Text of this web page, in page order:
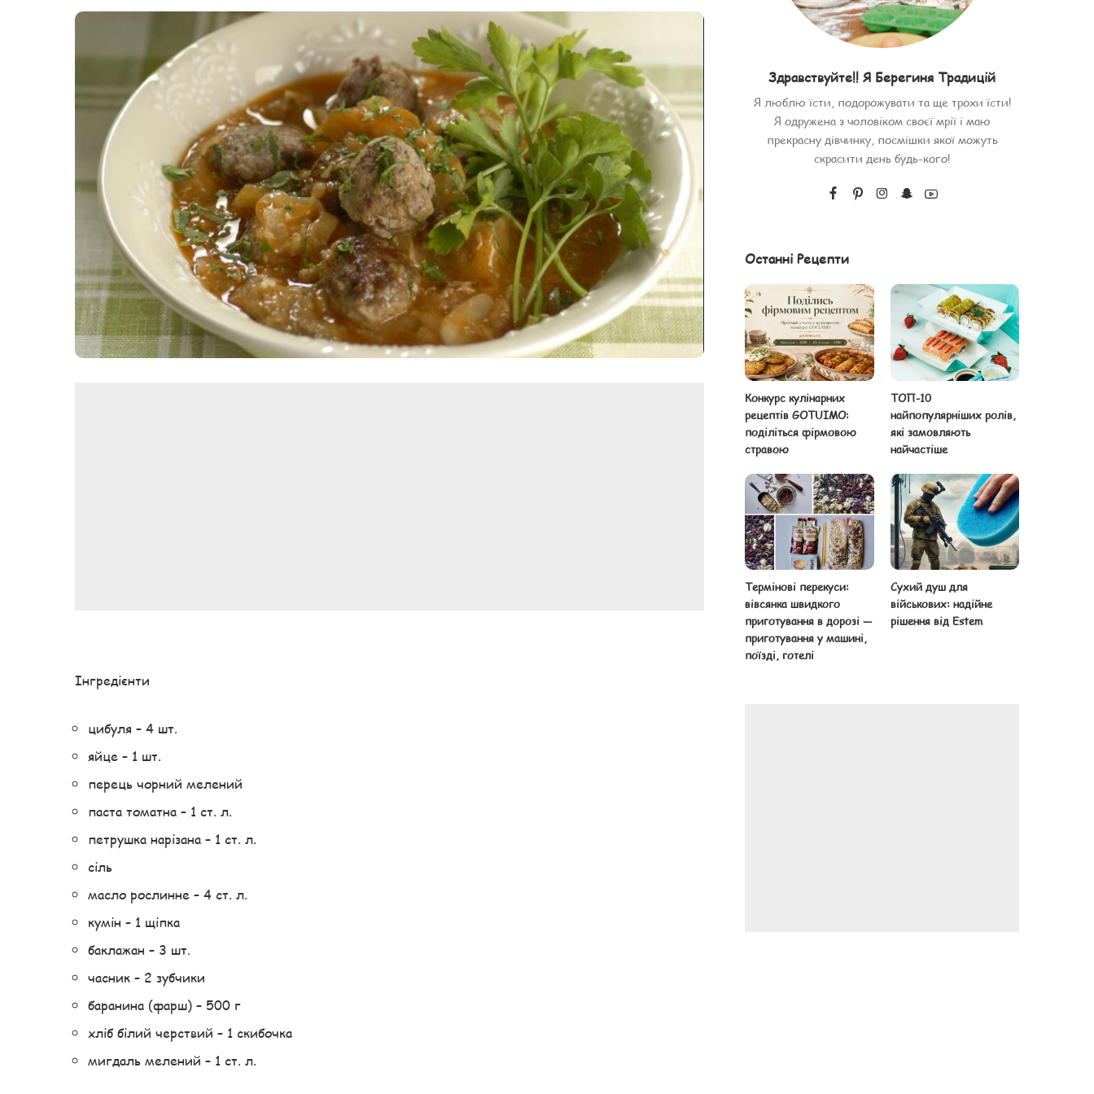
Шинка
Рецепти із фаршу
Інгредієнти
цибуля – 4 шт.
яйце – 1 шт.
перець чорний мелений
паста томатна – 1 ст. л.
петрушка нарізана – 1 ст. л.
сіль
масло рослинне – 4 ст. л.
кумін – 1 щіпка
баклажан – 3 шт.
часник – 2 зубчики
баранина (фарш) – 500 г
хліб білий черствий – 1 скибочка
мигдаль мелений – 1 ст. л.
Здравствуйте!! Я Берегиня Традицій
Я люблю їсти, подорожувати та ще трохи їсти!
Я одружена з чоловіком своєї мрії і маю
прекрасну дівчинку, посмішки якої можуть
скрасити день будь-кого!
Останні Рецепти
Конкурс кулінарних
рецептів GOTUIMO:
поділіться фірмовою
стравою
ТОП-10
найпопулярніших ролів,
які замовляють
найчастіше
Термінові перекуси:
вівсянка швидкого
приготування в дорозі —
приготування у машині,
поїзді, готелі
Сухий душ для
військових: надійне
рішення від Estem